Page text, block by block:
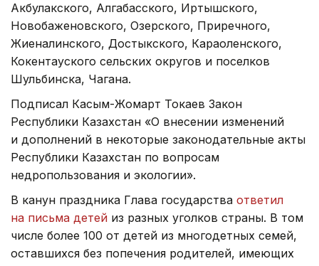
Акбулакского, Алгабасского, Иртышского,
Новобаженовского, Озерского, Приречного,
Жиеналинского, Достыкского, Караоленского,
Кокентауского сельских округов и поселков
Шульбинска, Чагана.
Подписал Касым-Жомарт Токаев Закон
Республики Казахстан «О внесении изменений
и дополнений в некоторые законодательные акты
Республики Казахстан по вопросам
недропользования и экологии».
В канун праздника Глава государства ответил
на письма детей из разных уголков страны. В том
числе более 100 от детей из многодетных семей,
оставшихся без попечения родителей, имеющих